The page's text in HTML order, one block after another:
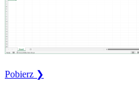
Pobierz ❯